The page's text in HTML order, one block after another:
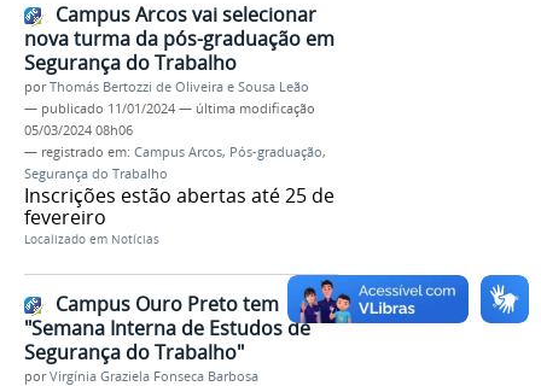
Campus Arcos vai selecionar
nova turma da pós-graduação em
Segurança do Trabalho
porThomás Bertozzi de Oliveira e Sousa Leão
— publicado 11/01/2024 — última modificação
05/03/2024 08h06
— registrado em: Campus Arcos, Pós-graduação,
Segurança do Trabalho
Inscrições estão abertas até 25 de
fevereiro
Localizado em Notícias
Campus Ouro Preto tem
"Semana Interna de Estudos de
Segurança do Trabalho"
porVirgínia Graziela Fonseca Barbosa